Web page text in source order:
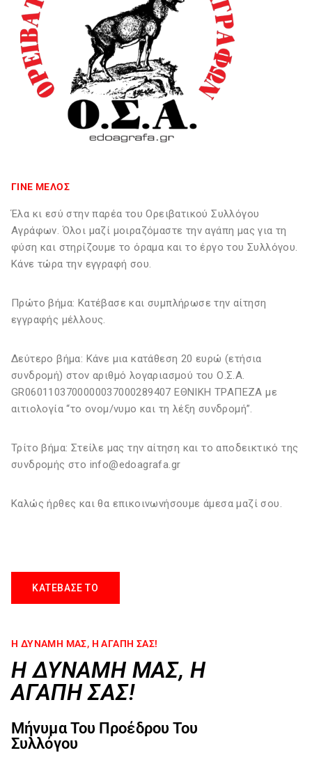
ΓΙΝΕ ΜΕΛΟΣ
Έλα κι εσύ στην παρέα του Ορειβατικού Συλλόγου
Αγράφων. Όλοι μαζί μοιραζόμαστε την αγάπη μας για τη
φύση και στηρίζουμε το όραμα και το έργο του Συλλόγου.
Κάνε τώρα την εγγραφή σου.
Πρώτο βήμα: Κατέβασε και συμπλήρωσε την αίτηση
εγγραφής μέλλους.
Δεύτερο βήμα: Κάνε μια κατάθεση 20 ευρώ (ετήσια
συνδρομή) στον αριθμό λογαριασμού του Ο.Σ.Α.
GR0601103700000037000289407 ΕΘΝΙΚΗ ΤΡΑΠΕΖΑ με
αιτιολογία “το ονομ/νυμο και τη λέξη συνδρομή”.
Τρίτο βήμα: Στείλε μας την αίτηση και το αποδεικτικό της
συνδρομής στο info@edoagrafa.gr
Καλώς ήρθες και θα επικοινωνήσουμε άμεσα μαζί σου.
ΚΑΤΕΒΑΣΕ ΤΟ
Η ΔΥΝΑΜΗ ΜΑΣ, Η ΑΓΑΠΗ ΣΑΣ!
Η ΔΥΝΑΜΗ ΜΑΣ, Η
ΑΓΑΠΗ ΣΑΣ!
Μήνυμα Του Προέδρου Του
Συλλόγου